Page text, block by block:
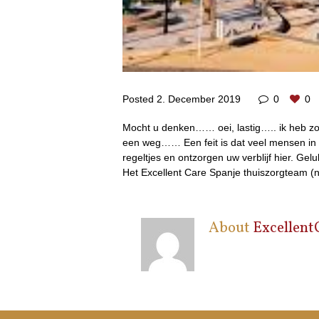
Posted 2. December 2019 0 0
Mocht u denken…… oei, lastig….. ik heb
een weg…… Een feit is dat veel mensen in
regeltjes en ontzorgen uw verblijf hier.
Het Excellent Care Spanje thuiszorgteam
About